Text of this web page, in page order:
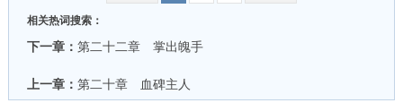
相关热词搜索：
下一章： 第二十二章 掌出魄手
上一章： 第二十章 血碑主人